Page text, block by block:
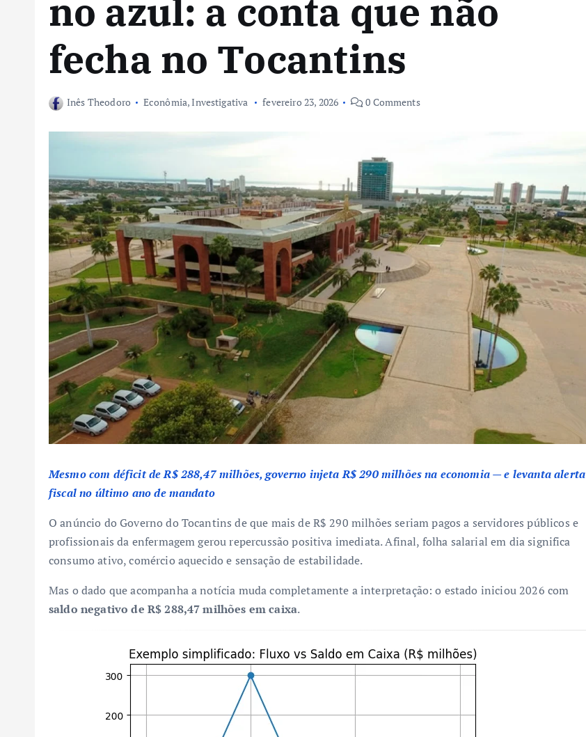
no azul: a conta que não
fecha no Tocantins
Inês Theodoro Econômia,Investigativa fevereiro 23, 2026 0 Comments
Mesmo com déficit de R$ 288,47 milhões, governo injeta R$ 290 milhões na economia — e levanta alerta
fiscal no último ano de mandato
O anúncio do Governo do Tocantins de que mais de R$ 290 milhões seriam pagos a servidores públicos e
profissionais da enfermagem gerou repercussão positiva imediata. Afinal, folha salarial em dia significa
consumo ativo, comércio aquecido e sensação de estabilidade.
Mas o dado que acompanha a notícia muda completamente a interpretação: o estado iniciou 2026 com
saldo negativo de R$ 288,47 milhões em caixa.